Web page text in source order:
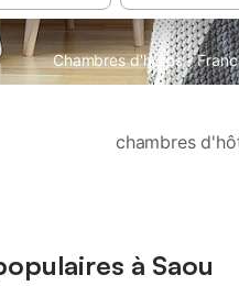
Chambres d'hôtes ·
chambres
à Saou